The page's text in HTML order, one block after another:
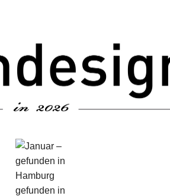
gefunden in